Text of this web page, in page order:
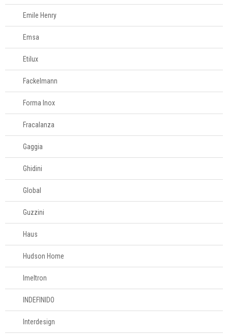
Emile Henry
Emsa
Etilux
Fackelmann
Forma Inox
Fracalanza
Gaggia
Ghidini
Global
Guzzini
Haus
Hudson Home
Imeltron
INDEFINIDO
Interdesign